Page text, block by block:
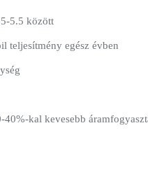
5.5 között
teljesítmény egész évben
40%-kal kevesebb